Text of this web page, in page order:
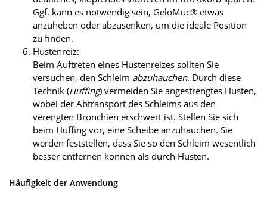
Ggf. kann es notwendig sein, GeloMuc® etwas
anzuheben oder abzusenken, um die ideale Position
zu finden.
Hustenreiz:
Beim Auftreten eines Hustenreizes sollten Sie
versuchen, den Schleim abzuhauchen. Durch diese
Technik (Huffing) vermeiden Sie angestrengtes Husten,
wobei der Abtransport des Schleims aus den
verengten Bronchien erschwert ist. Stellen Sie sich
beim Huffing vor, eine Scheibe anzuhauchen. Sie
werden feststellen, dass Sie so den Schleim wesentlich
besser entfernen können als durch Husten.
Häufigkeit der Anwendung